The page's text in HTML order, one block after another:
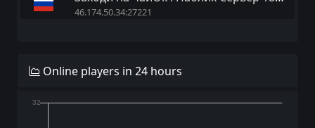
46.174.50.34:27221
Online players in 24 hours